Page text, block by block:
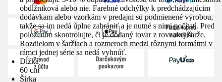
obdĺžniková alebo nie. Farebné odchýlky k predchádzajúcim
dodávkam alebo vzorkám v predajni sú podmienené výrobou,
takže sa im nedá úplne zabrániť a je nutné s nimi počítať. Pred
položením skontrolujte, či je dodaný tovar z rovnakej šarže.
Rozdielom v šaržiach a rozmeroch medzi rôznymi formátmi v
rámci jednej série sa nedá vyhnúť.
Dĺžka
60 cm
Šírka